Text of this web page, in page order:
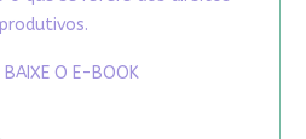
BAIXE O E-BOOK